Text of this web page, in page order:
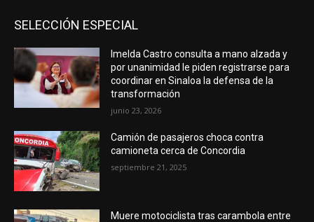
SELECCIÓN ESPECIAL
Imelda Castro consulta a mano alzada y
por unanimidad le piden registrarse para
coordinar en Sinaloa la defensa de la
transformación
junio 23, 2026
Camión de pasajeros choca contra
camioneta cerca de Concordia
septiembre 21, 2025
Muere motociclista tras carambola entre